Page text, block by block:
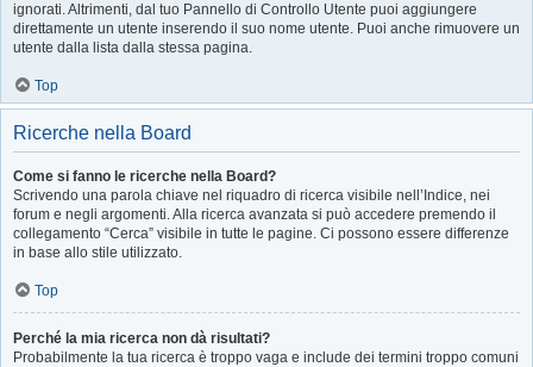
ignorati. Altrimenti, dal tuo Pannello di Controllo Utente puoi aggiungere
direttamente un utente inserendo il suo nome utente. Puoi anche rimuovere un
utente dalla lista dalla stessa pagina.
Top
Ricerche nella Board
Come si fanno le ricerche nella Board?
Scrivendo una parola chiave nel riquadro di ricerca visibile nell’Indice, nei
forum e negli argomenti. Alla ricerca avanzata si può accedere premendo il
collegamento “Cerca” visibile in tutte le pagine. Ci possono essere differenze
in base allo stile utilizzato.
Top
Perché la mia ricerca non dà risultati?
Probabilmente la tua ricerca è troppo vaga e include dei termini troppo comuni